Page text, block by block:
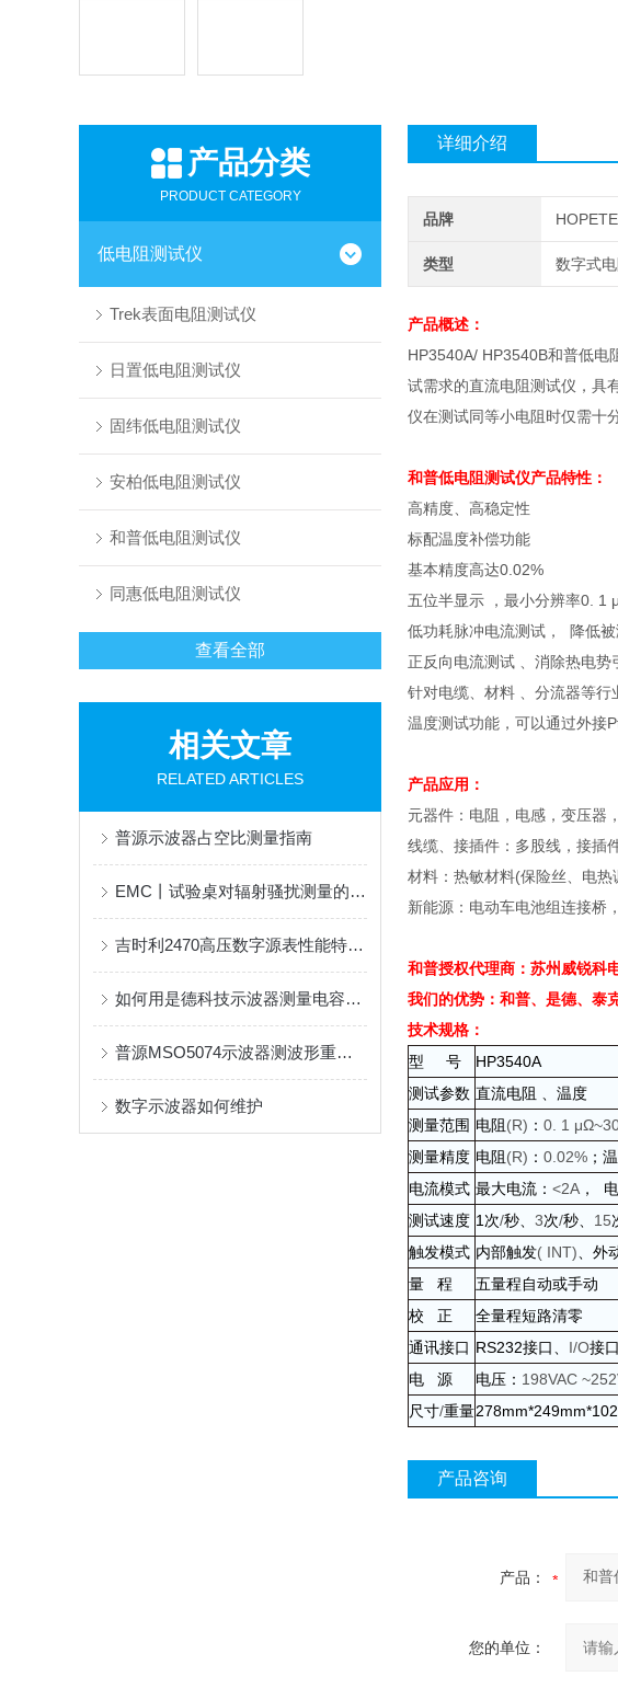
产品分类
PRODUCT CATEGORY
低电阻测试仪
Trek表面电阻测试仪
日置低电阻测试仪
固纬低电阻测试仪
安柏低电阻测试仪
和普低电阻测试仪
同惠低电阻测试仪
查看全部
相关文章
RELATED ARTICLES
普源示波器占空比测量指南
EMC丨试验桌对辐射骚扰测量的影响
吉时利2470高压数字源表性能特点及应用介绍
如何用是德科技示波器测量电容值？
普源MSO5074示波器测波形重影问题解析及解决方案
数字示波器如何维护
详细介绍
品牌
类型 数字式
产品概述：
HP3540A/ HP3540B和普低电
试需求的直流电阻测试仪，具
仪在测试同等小电阻时仅需十
和普低电阻测试仪产品特性：
高精度、高稳定性
标配温度补偿功能
基本精度高达0.02%
五位半显示 ，最小分辨率0. 1
低功耗脉冲电流测试，
降低
正反向电流测试 、消除热电势
针对电缆、材料 、分流器等行
温度测试功能，可以通过外接
产品应用：
元器件：电阻，电感，变压器
线缆、接插件：多股线，接插
材料：热敏材料(保险丝、电热
新能源：电动车电池组连接桥
和普授权代理商：苏州威锐科
我们的优势：和普、是德、泰
技术规格：
型
号 HP3540A
测试参数 直流电阻 、温度
测量范围 电阻(R) ： 0. 1
测量精度 电阻(R) ： 0.02% ；
电流模式 最大电流： <2A ，
测试速度 1 次/秒、 3次/秒、 15
触发模式 内部触发( INT) 、外
量
程 五量程自动或手动
校
正
全量程短路清零
通讯接口 RS232接口、 I/O接口
电
源 电压： 198VAC
尺寸/重量
产品咨询
产品：
您的单位：